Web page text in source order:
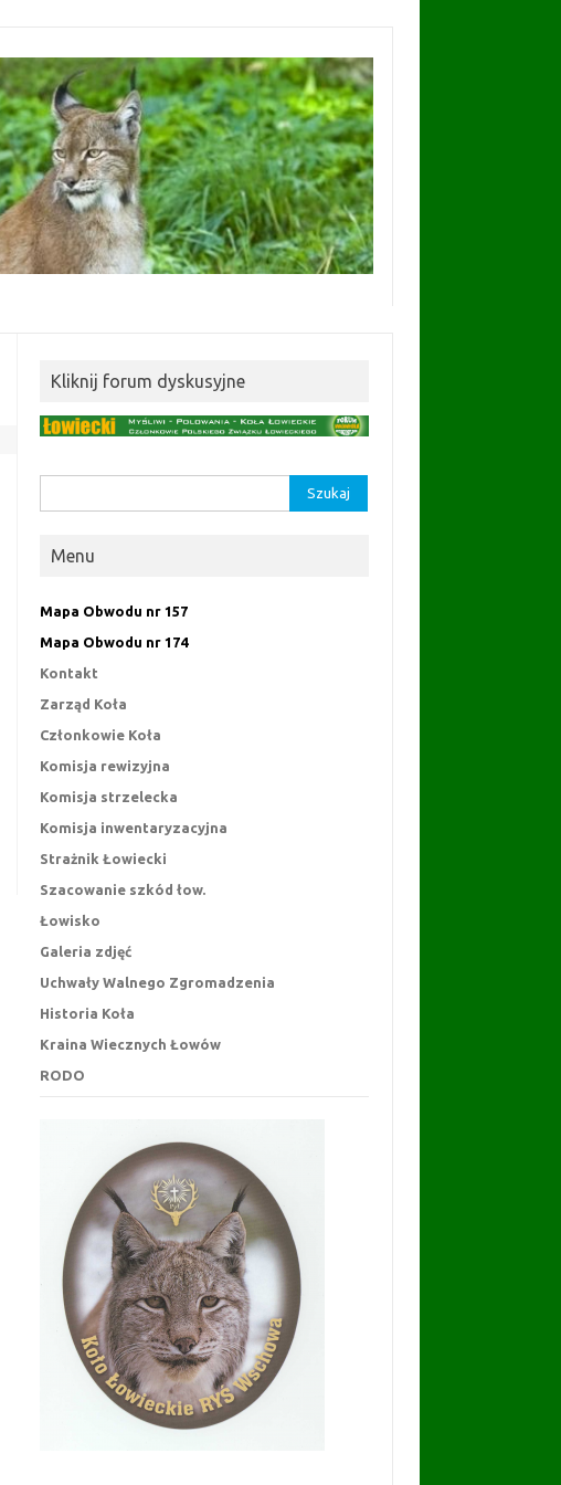
Kliknij forum dyskusyjne
Menu
Mapa Obwodu nr 157
Mapa Obwodu nr 174
Kontakt
Zarząd Koła
Członkowie Koła
Komisja rewizyjna
Komisja strzelecka
Komisja inwentaryzacyjna
Strażnik Łowiecki
Szacowanie szkód łow.
Łowisko
Galeria zdjęć
Uchwały Walnego Zgromadzenia
Historia Koła
Kraina Wiecznych Łowów
RODO